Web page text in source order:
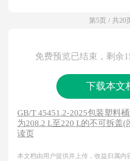
第5页 / 共20
免费预览已结束，剩余
下载本文
GB/T 45451.2-2025包装塑料
为208.2 L至220 L的不可拆盖
读页
本文档由用户提供并上传，收益归属内